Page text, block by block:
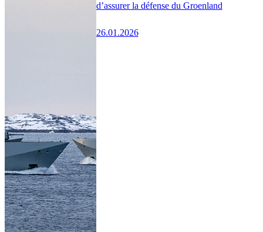
d’assurer la défense du Groenland
26.01.2026